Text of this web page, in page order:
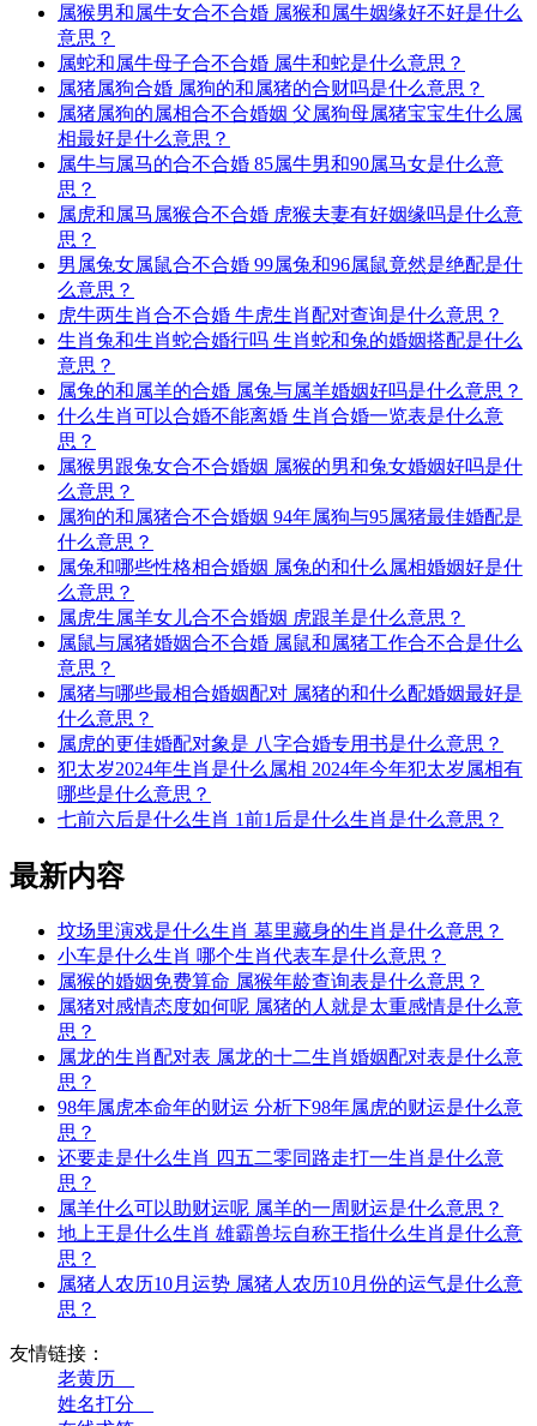
属猴男和属牛女合不合婚 属猴和属牛姻缘好不好是什么
意思？
属蛇和属牛母子合不合婚 属牛和蛇是什么意思？
属猪属狗合婚 属狗的和属猪的合财吗是什么意思？
属猪属狗的属相合不合婚姻 父属狗母属猪宝宝生什么属
相最好是什么意思？
属牛与属马的合不合婚 85属牛男和90属马女是什么意
思？
属虎和属马属猴合不合婚 虎猴夫妻有好姻缘吗是什么意
思？
男属兔女属鼠合不合婚 99属兔和96属鼠竟然是绝配是什
么意思？
虎牛两生肖合不合婚 牛虎生肖配对查询是什么意思？
生肖兔和生肖蛇合婚行吗 生肖蛇和兔的婚姻搭配是什么
意思？
属兔的和属羊的合婚 属兔与属羊婚姻好吗是什么意思？
什么生肖可以合婚不能离婚 生肖合婚一览表是什么意
思？
属猴男跟兔女合不合婚姻 属猴的男和兔女婚姻好吗是什
么意思？
属狗的和属猪合不合婚姻 94年属狗与95属猪最佳婚配是
什么意思？
属兔和哪些性格相合婚姻 属兔的和什么属相婚姻好是什
么意思？
属虎生属羊女儿合不合婚姻 虎跟羊是什么意思？
属鼠与属猪婚姻合不合婚 属鼠和属猪工作合不合是什么
意思？
属猪与哪些最相合婚姻配对 属猪的和什么配婚姻最好是
什么意思？
属虎的更佳婚配对象是 八字合婚专用书是什么意思？
犯太岁2024年生肖是什么属相 2024年今年犯太岁属相有
哪些是什么意思？
七前六后是什么生肖 1前1后是什么生肖是什么意思？
最新内容
坟场里演戏是什么生肖 墓里藏身的生肖是什么意思？
小车是什么生肖 哪个生肖代表车是什么意思？
属猴的婚姻免费算命 属猴年龄查询表是什么意思？
属猪对感情态度如何呢 属猪的人就是太重感情是什么意
思？
属龙的生肖配对表 属龙的十二生肖婚姻配对表是什么意
思？
98年属虎本命年的财运 分析下98年属虎的财运是什么意
思？
还要走是什么生肖 四五二零同路走打一生肖是什么意
思？
属羊什么可以助财运呢 属羊的一周财运是什么意思？
地上王是什么生肖 雄霸兽坛自称王指什么生肖是什么意
思？
属猪人农历10月运势 属猪人农历10月份的运气是什么意
思？
友情链接：
老黄历__
姓名打分__